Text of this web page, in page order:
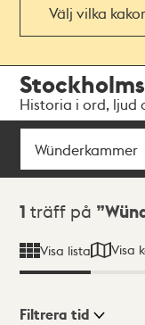
Välj vilka
navigationen
huvudinnehållet
Historia i ord, ljud
Sök
Sökresultat
1 träff på
Visa lista Visa
Filtrera tid